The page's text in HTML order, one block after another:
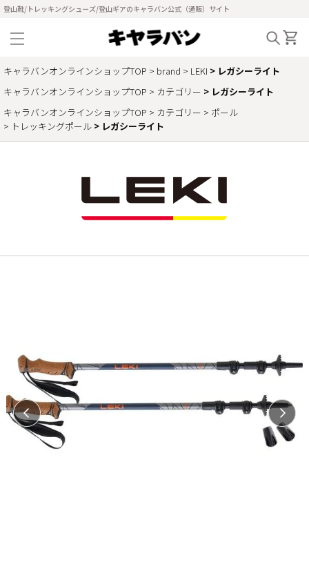
登山靴/トレッキングシューズ/登山ギアのキャラバン公式（通販）サイト
キャラバンオンラインショップTOP brand LEKI
レガシーライト
キャラバンオンラインショップTOP
カテゴリー
レガシーライト
キャラバンオンラインショップTOP
カテゴリー
ポール
トレッキングポール
レガシーライト